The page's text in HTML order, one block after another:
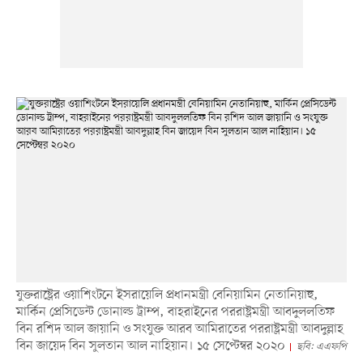
যুক্তরাষ্ট্রের ওয়াশিংটনে ইসরায়েলি প্রধানমন্ত্রী বেনিয়ামিন নেতানিয়াহু,
মার্কিন প্রেসিডেন্ট ডোনাল্ড ট্রাম্প, বাহরাইনের পররাষ্ট্রমন্ত্রী আবদুললতিফ
বিন রশিদ আল জায়ানি ও সংযুক্ত আরব আমিরাতের পররাষ্ট্রমন্ত্রী আবদুল্লাহ
বিন জায়েদ বিন সুলতান আল নাহিয়ান। ১৫ সেপ্টেম্বর ২০২০
ছবি: এএফপি